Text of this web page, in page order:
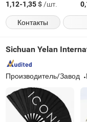
1,12-1,35$/шт.
Контакты
Sichuan Yelan
Производитель/Завод